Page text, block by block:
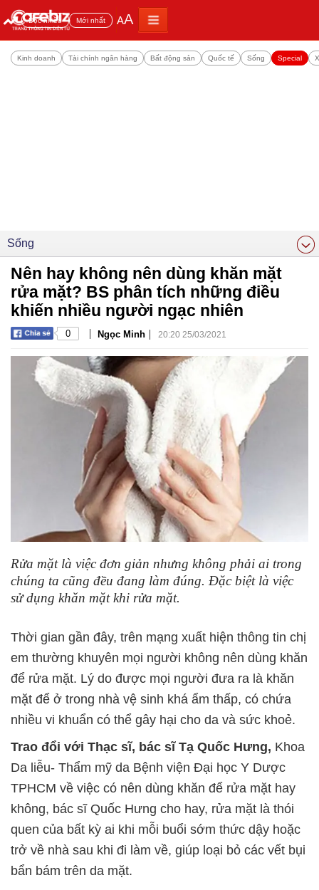
Đọc nhiều Mới nhất AA
Kinh doanh Tài chính ngân hàng Bất động sản Quốc tế Sống Special
Sống
Nên hay không nên dùng khăn mặt
rửa mặt? BS phân tích những điều
khiến nhiều người ngạc nhiên
0 | Ngọc Minh | 20:20 25/03/2021
Rửa mặt là việc đơn giản nhưng không phải ai trong
chúng ta cũng đều đang làm đúng. Đặc biệt là việc
sử dụng khăn mặt khi rửa mặt.
Thời gian gần đây, trên mạng xuất hiện thông tin chị
em thường khuyên mọi người không nên dùng khăn
để rửa mặt. Lý do được mọi người đưa ra là khăn
mặt để ở trong nhà vệ sinh khá ẩm thấp, có chứa
nhiều vi khuẩn có thể gây hại cho da và sức khoẻ.
Trao đổi với Thạc sĩ, bác sĩ Tạ Quốc Hưng, Khoa
Da liễu- Thẩm mỹ da Bệnh viện Đại học Y Dược
TPHCM về việc có nên dùng khăn để rửa mặt hay
không, bác sĩ Quốc Hưng cho hay, rửa mặt là thói
quen của bất kỳ ai khi mỗi buổi sớm thức dậy hoặc
trở về nhà sau khi đi làm về, giúp loại bỏ các vết bụi
bẩn bám trên da mặt.